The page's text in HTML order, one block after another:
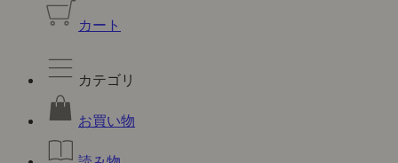
カート
カテゴリ
お買い物